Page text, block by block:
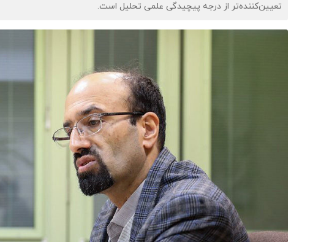
تعیین‌کننده‌تر از درجه پیچیدگی علمی تحلیل است.